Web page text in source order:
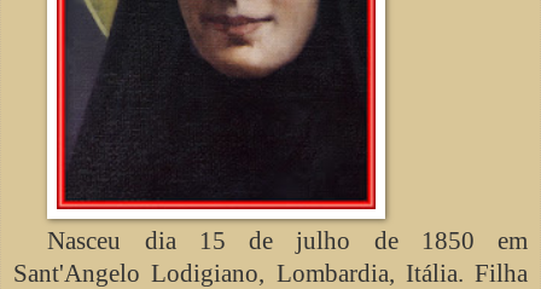
Nasceu dia 15 de julho de 1850 em
Sant'Angelo Lodigiano, Lombardia, Itália. Filha